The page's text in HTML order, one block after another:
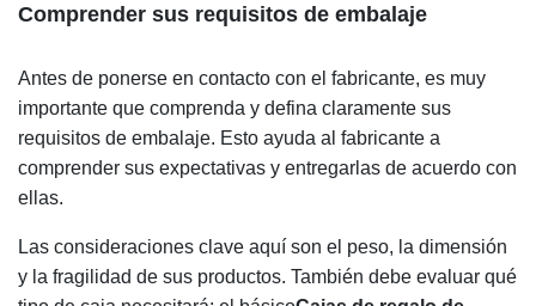
Comprender sus requisitos de embalaje
Antes de ponerse en contacto con el fabricante, es muy
importante que comprenda y defina claramente sus
requisitos de embalaje. Esto ayuda al fabricante a
comprender sus expectativas y entregarlas de acuerdo con
ellas.
Las consideraciones clave aquí son el peso, la dimensión
y la fragilidad de sus productos. También debe evaluar qué